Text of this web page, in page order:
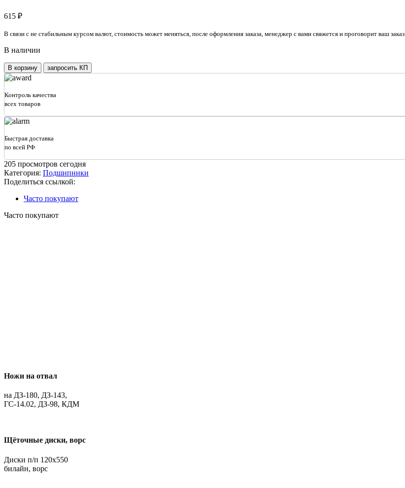
615 ₽
В связи с не стабильным курсом валют, стоимость может меняться, после оформления заказа, менеджер с вами свяжется и проговорит ваш заказ.
В наличии
Количество
товара
Подшипник
роликовый
радиальный
с
внутренним
кольцом
(NJ210)
В корзину запросить КП
Контроль качества
всех товаров
Быстрая доставка
по всей РФ
205 просмотров сегодня
Категория: Подшипники
Поделиться ссылкой:
Часто покупают
Часто покупают
Ножи на отвал
на ДЗ-180, ДЗ-143,
ГС-14.02, ДЗ-98, КДМ
Щёточные диски, ворс
Диски п/п 120х550
билайн, ворс